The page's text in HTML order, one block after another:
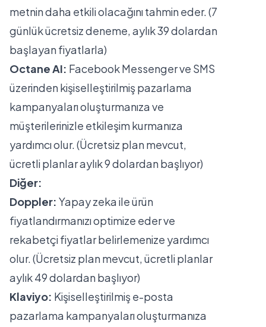
metnin daha etkili olacağını tahmin eder. (7
günlük ücretsiz deneme, aylık 39 dolardan
başlayan fiyatlarla)
Octane AI: Facebook Messenger ve SMS
üzerinden kişiselleştirilmiş pazarlama
kampanyaları oluşturmanıza ve
müşterilerinizle etkileşim kurmanıza
yardımcı olur. (Ücretsiz plan mevcut,
ücretli planlar aylık 9 dolardan başlıyor)
Diğer:
Doppler: Yapay zeka ile ürün
fiyatlandırmanızı optimize eder ve
rekabetçi fiyatlar belirlemenize yardımcı
olur. (Ücretsiz plan mevcut, ücretli planlar
aylık 49 dolardan başlıyor)
Klaviyo: Kişiselleştirilmiş e-posta
pazarlama kampanyaları oluşturmanıza